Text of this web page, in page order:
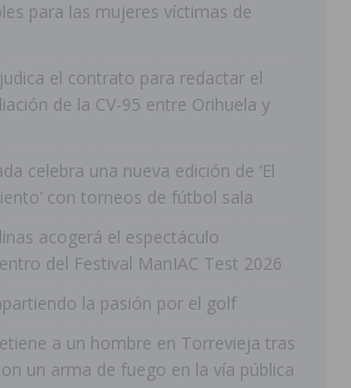
para las mujeres víctimas de
el contrato para redactar el
de la CV-95 entre Orihuela y
celebra una nueva edición de ‘El
con torneos de fútbol sala
acogerá el espectáculo
del Festival ManIAC Test 2026
la pasión por el golf
a un hombre en Torrevieja tras
un arma de fuego en la vía pública